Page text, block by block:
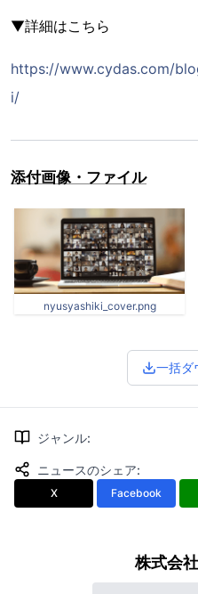
▼詳細はこちら
https://www.cydas.com/
i/
添付画像・ファイル
nyusyashiki_cover.png
一括ダ
ジャンル:
ニュースのシェア:
X Facebook
株式会